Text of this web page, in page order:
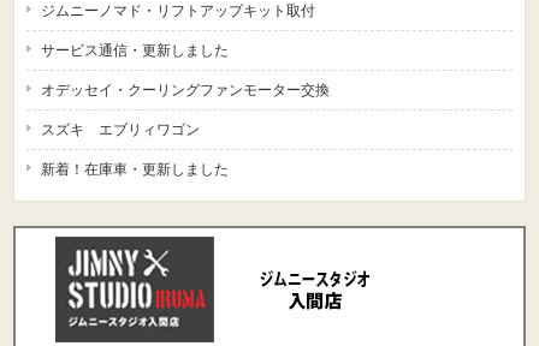
ジムニーノマド・リフトアップキット取付
サービス通信・更新しました
オデッセイ・クーリングファンモーター交換
スズキ エブリィワゴン
新着！在庫車・更新しました